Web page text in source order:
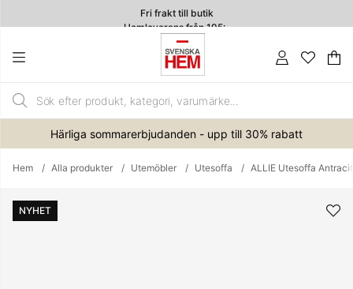
Fri frakt till butik
Hemleverans från 195:-
.
Härliga sommarerbjudanden - upp till 30% rabatt
Hem Alla produkter Utemöbler Utesoffa ALLIE Utesoffa
NYHET
Produktbilder